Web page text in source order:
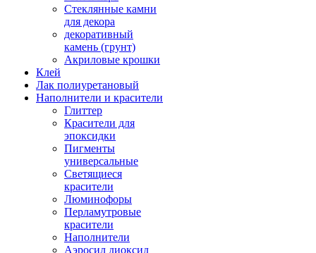
Стеклянные камни
для декора
декоративный
камень (грунт)
Акриловые крошки
Клей
Лак полиуретановый
Наполнители и красители
Глиттер
Красители для
эпоксидки
Пигменты
универсальные
Светящиеся
красители
Люминофоры
Перламутровые
красители
Наполнители
Аэросил диоксид